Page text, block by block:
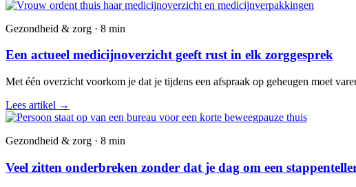
Gezondheid & zorg · 8 min
Een actueel medicijnoverzicht geeft rust in elk zorggesprek
Met één overzicht voorkom je dat je tijdens een afspraak op geheugen moet
Lees artikel →
Gezondheid & zorg · 8 min
Veel zitten onderbreken zonder dat je dag om een